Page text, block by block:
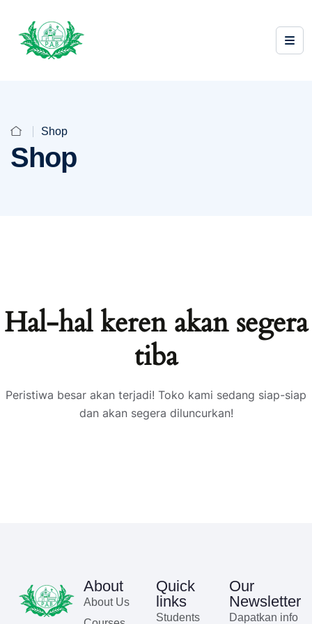
Shop
Shop
Hal-hal keren akan segera
tiba
Peristiwa besar akan terjadi! Toko kami sedang siap-siap
dan akan segera diluncurkan!
About
About Us
Quick
links
Students
Our
Newsletter
Dapatkan info